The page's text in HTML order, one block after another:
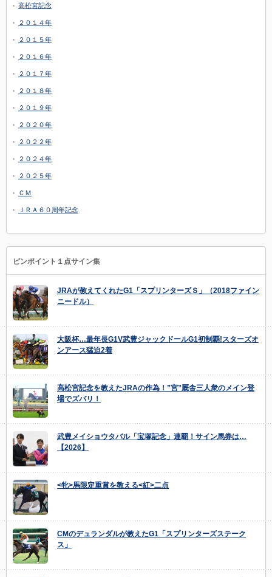
高松宮記念
２０１４年
２０１５年
２０１６年
２０１７年
２０１８年
２０１９年
２０２０年
２０２２年
２０２４年
２０２５年
ＣＭ
ＪＲＡ６０周年記念
ピンポイント１点サイン集
JRAが教えてくれたG1「スプリンターズＳ」（2018ファイン
ニードル）
大阪杯…最年長G1V武豊ジャックドールG1初制覇!スターズオ
ンアース猛迫2着
高松宮記念を教えたJRAの作為！”宮”厩舎三人衆のメイン登
場でズバリ！
武豊メイショウタバル「宝塚記念」連覇！サイン馬券は…
【2026】
<牝>馬限定重賞を教える<紅>二点
CMのデュランダルが教えたG1「スプリンターズステーク
ス」